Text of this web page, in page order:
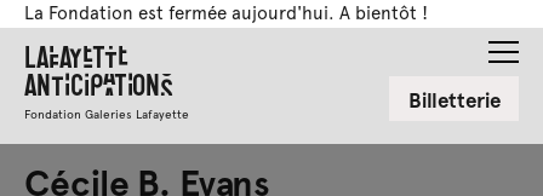
La Fondation est fermée aujourd'hui. A bientôt !
Lafayette
Anticipations
Fondation Galeries Lafayette Billetterie
Cécile B. Evans